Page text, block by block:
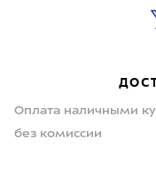
Оплата наличными
без комиссии